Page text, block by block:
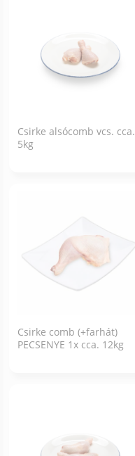
Csirke alsócomb vcs. cca.
5kg
Csirke comb (+farhát)
PECSENYE 1x cca. 12kg